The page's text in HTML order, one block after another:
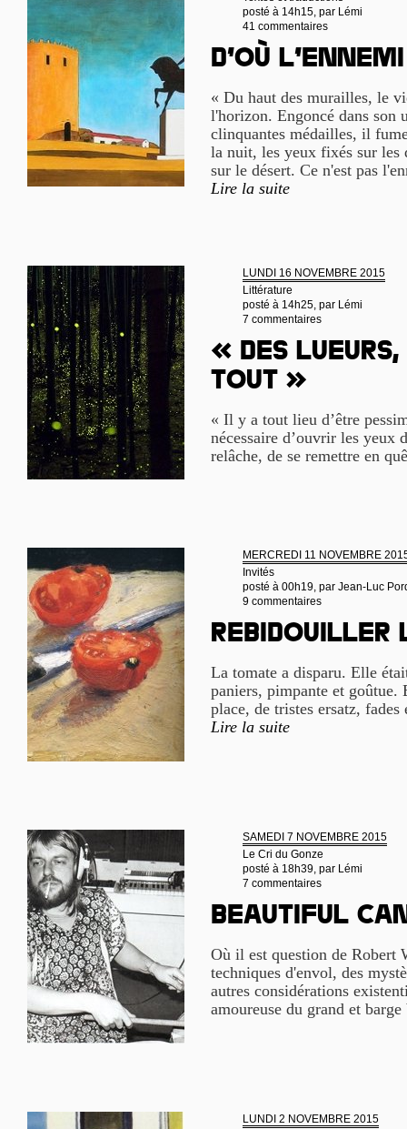
posté à 14h15, par Lémi
41 commentaires
D’où
« Du haut des murailles, le
l'horizon. Engoncé dans son
clinquantes médailles, il
la nuit, les yeux fixés sur les
sur le désert. Ce n'est pas
Lire la suite
LUNDI 16 NOVEMBRE 2015
Littérature
posté à 14h25, par Lémi
7 commentaires
« Des
tout »
« Il y a tout lieu d’être
nécessaire d’ouvrir les yeux
relâche, de se remettre en
MERCREDI 11 NOVEMBRE
Invités
posté à 00h19, par Jean-Luc
9 commentaires
Rebidouiller
La tomate a disparu. Elle
paniers, pimpante et
place, de tristes ersatz,
Lire la suite
SAMEDI 7 NOVEMBRE 2015
Le Cri du Gonze
posté à 18h39, par Lémi
7 commentaires
Beautiful
Où il est question de Robert
techniques d'envol, des
autres considérations
amoureuse du grand et
LUNDI 2 NOVEMBRE 2015